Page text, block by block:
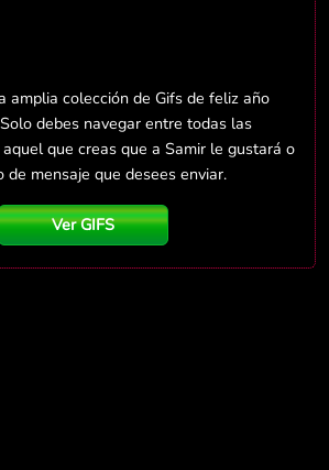
amplia colección de Gifs de feliz año
debes navegar entre todas las
que creas que a Samir le gustará o
mensaje que desees enviar.
Ver GIFS